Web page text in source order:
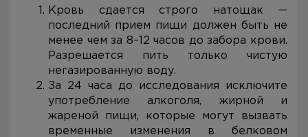
Кровь сдается строго натощак —
последний прием пищи должен быть не
менее чем за 8–12 часов до забора крови.
Разрешается пить только чистую
негазированную воду.
За 24 часа до исследования исключите
употребление алкоголя, жирной и
жареной пищи, которые могут вызвать
временные изменения в белковом